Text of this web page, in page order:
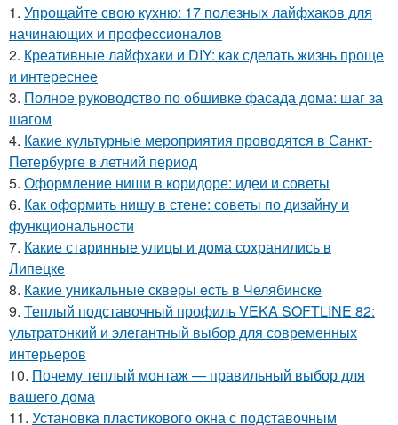
1. Упрощайте свою кухню: 17 полезных лайфхаков для
начинающих и профессионалов
2. Креативные лайфхаки и DIY: как сделать жизнь проще
и интереснее
3. Полное руководство по обшивке фасада дома: шаг за
шагом
4. Какие культурные мероприятия проводятся в Санкт-
Петербурге в летний период
5. Оформление ниши в коридоре: идеи и советы
6. Как оформить нишу в стене: советы по дизайну и
функциональности
7. Какие старинные улицы и дома сохранились в
Липецке
8. Какие уникальные скверы есть в Челябинске
9. Теплый подставочный профиль VEKA SOFTLINE 82:
ультратонкий и элегантный выбор для современных
интерьеров
10. Почему теплый монтаж — правильный выбор для
вашего дома
11. Установка пластикового окна с подставочным